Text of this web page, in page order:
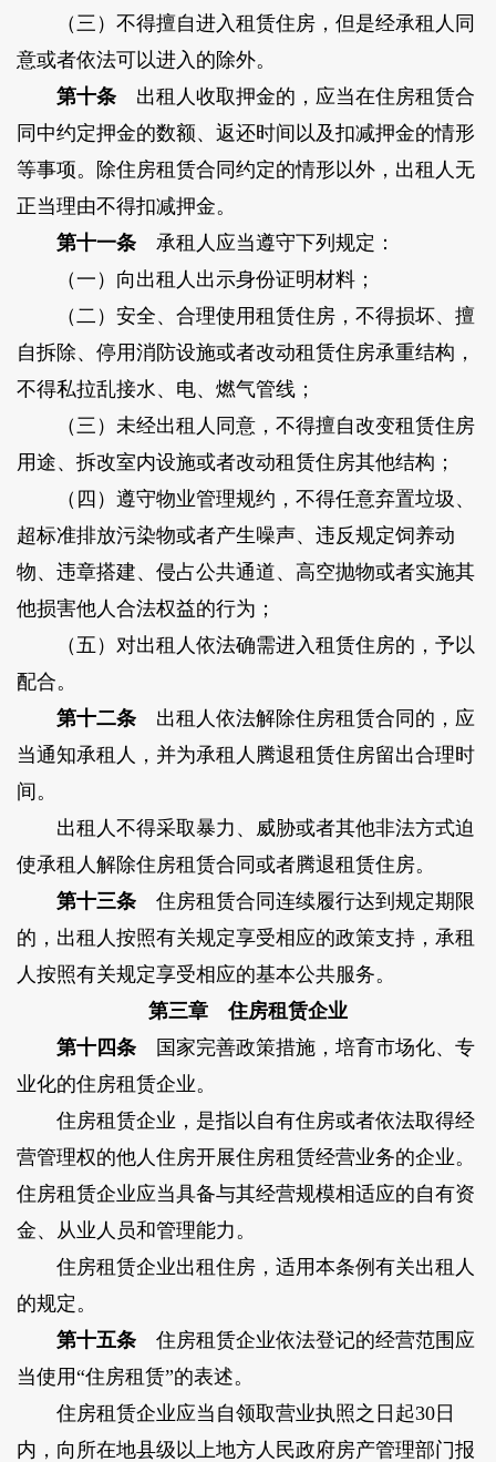
（三）不得擅自进入租赁住房，但是经承租人同
意或者依法可以进入的除外。
第十条出租人收取押金的，应当在住房租赁合
同中约定押金的数额、返还时间以及扣减押金的情形
等事项。除住房租赁合同约定的情形以外，出租人无
正当理由不得扣减押金。
第十一条承租人应当遵守下列规定：
（一）向出租人出示身份证明材料；
（二）安全、合理使用租赁住房，不得损坏、擅
自拆除、停用消防设施或者改动租赁住房承重结构，
不得私拉乱接水、电、燃气管线；
（三）未经出租人同意，不得擅自改变租赁住房
用途、拆改室内设施或者改动租赁住房其他结构；
（四）遵守物业管理规约，不得任意弃置垃圾、
超标准排放污染物或者产生噪声、违反规定饲养动
物、违章搭建、侵占公共通道、高空抛物或者实施其
他损害他人合法权益的行为；
（五）对出租人依法确需进入租赁住房的，予以
配合。
第十二条出租人依法解除住房租赁合同的，应
当通知承租人，并为承租人腾退租赁住房留出合理时
间。
出租人不得采取暴力、威胁或者其他非法方式迫
使承租人解除住房租赁合同或者腾退租赁住房。
第十三条住房租赁合同连续履行达到规定期限
的，出租人按照有关规定享受相应的政策支持，承租
人按照有关规定享受相应的基本公共服务。
第三章 住房租赁企业
第十四条国家完善政策措施，培育市场化、专
业化的住房租赁企业。
住房租赁企业，是指以自有住房或者依法取得经
营管理权的他人住房开展住房租赁经营业务的企业。
住房租赁企业应当具备与其经营规模相适应的自有资
金、从业人员和管理能力。
住房租赁企业出租住房，适用本条例有关出租人
的规定。
第十五条住房租赁企业依法登记的经营范围应
当使用“住房租赁”的表述。
住房租赁企业应当自领取营业执照之日起30日
内，向所在地县级以上地方人民政府房产管理部门报